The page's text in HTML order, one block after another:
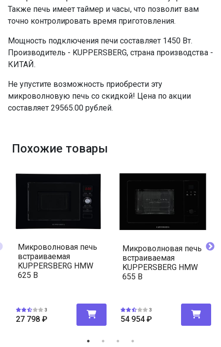
Также печь имеет таймер и часы, что позволит вам
точно контролировать время приготовления.
Мощность подключения печи составляет 1450 Вт.
Производитель - KUPPERSBERG, страна производства -
КИТАЙ.
Не упустите возможность приобрести эту
микроволновую печь со скидкой! Цена по акции
составляет 29565.00 рублей.
Похожие товары
Микроволновая печь
встраиваемая
KUPPERSBERG HMW
625 B
3
27 798 ₽
Микроволновая печь
встраиваемая
KUPPERSBERG HMW
655 B
3
54 954₽